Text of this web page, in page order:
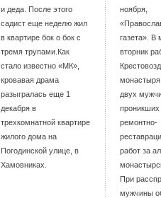
и деда. После этого
садист еще неделю жил
в квартире бок о бок с
тремя трупами.Как
стало известно «МК»,
кровавая драма
разыгралась еще 1
декабря в
трехкомнатной квартире
жилого дома на
Погодинской улице, в
Хамовниках.
ноября,
газета». В
вторник
двух
проникших
ремонтно-
работ за
При
мужчины